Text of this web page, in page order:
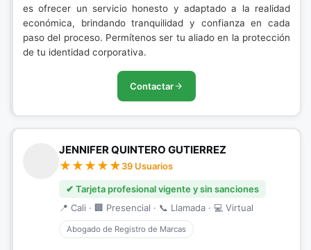
es ofrecer un servicio honesto y adaptado a la realidad
económica, brindando tranquilidad y confianza en cada
paso del proceso. Permítenos ser tu aliado en la protección
de tu identidad corporativa.
Contactar
JENNIFER QUINTERO GUTIERREZ
39 Usuarios
✔ Tarjeta profesional vigente y sin sanciones
📍 Cali · 🏢 Presencial · 📞 Llamada · 💻 Virtual
Abogado de Registro de Marcas